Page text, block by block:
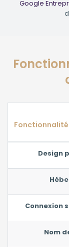
Google
Fonctionnalité
Design
Connexion
Nom